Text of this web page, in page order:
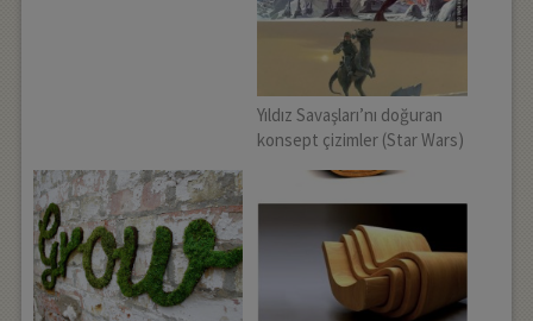
Yıldız Savaşları’nı doğuran
konsept çizimler (Star Wars)